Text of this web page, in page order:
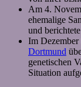
Am 4.
ehemalige
und
Im Dezember
Dortmund
genetischen
Situation